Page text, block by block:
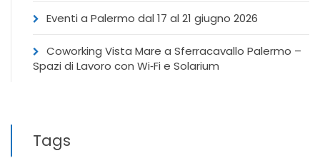
Eventi a Palermo dal 17 al 21 giugno 2026
Coworking Vista Mare a Sferracavallo Palermo –
Spazi di Lavoro con Wi‑Fi e Solarium
Tags